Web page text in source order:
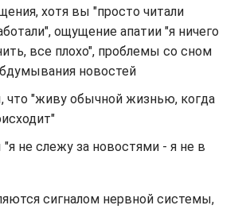
хотя вы "просто читали
ощущение апатии "я ничего
все плохо", проблемы со сном
новостей
что "живу обычной жизнью, когда
не слежу за новостями - я не в
сигналом нервной системы,